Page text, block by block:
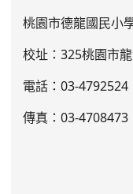
桃園市德龍國民小
校址：325桃園市
電話：03-4792524
傳真：03-4708473